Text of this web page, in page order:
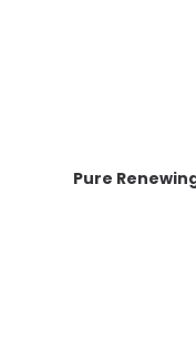
Pure